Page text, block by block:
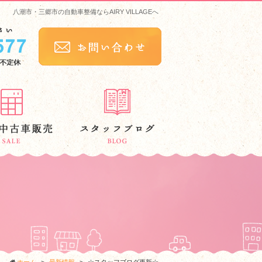
八潮市・三郷市の自動車整備ならAIRY VILLAGEへ